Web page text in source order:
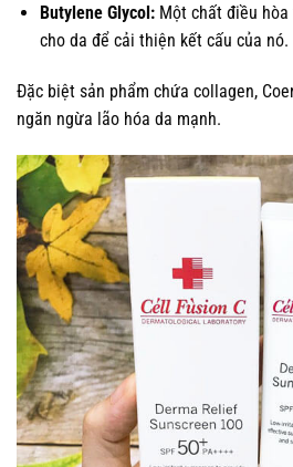
Butylene Glycol:Một chất điều hòa
cho da để cải thiện kết cấu của nó.
Đặc biệt sản phẩm chứa collagen,
ngăn ngừa lão hóa da mạnh.